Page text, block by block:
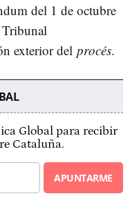
del 1 de octubre
exterior del procés.
Global para recibir
Cataluña.
APUNTARME